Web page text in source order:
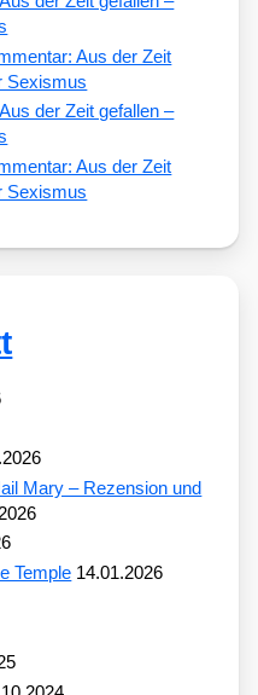
Aus der Zeit
Sexismus
der Zeit gefallen –
Aus der Zeit
Sexismus
Mary – Rezension und
Temple 14.01.2026